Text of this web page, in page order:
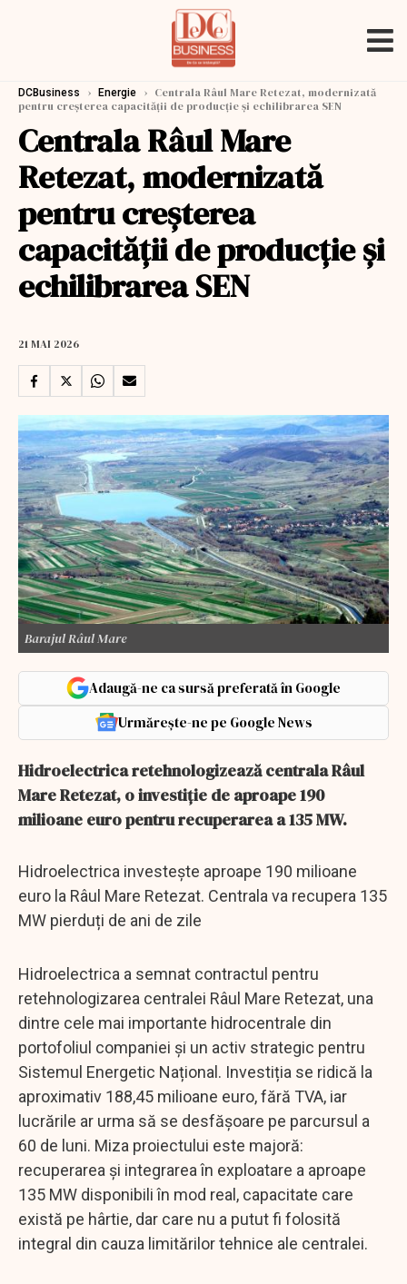
DCBusiness › Energie › Centrala Râul Mare Retezat, modernizată
pentru creșterea capacității de producție și echilibrarea SEN
Centrala Râul Mare
Retezat, modernizată
pentru creșterea
capacității de producție și
echilibrarea SEN
21 MAI 2026
Barajul Râul Mare
Adaugă-ne ca sursă preferată în Google
Urmărește-ne pe Google News
Hidroelectrica retehnologizează centrala Râul
Mare Retezat, o investiție de aproape 190
milioane euro pentru recuperarea a 135 MW.
Hidroelectrica investește aproape 190 milioane
euro la Râul Mare Retezat. Centrala va recupera 135
MW pierduți de ani de zile
Hidroelectrica a semnat contractul pentru
retehnologizarea centralei Râul Mare Retezat, una
dintre cele mai importante hidrocentrale din
portofoliul companiei și un activ strategic pentru
Sistemul Energetic Național. Investiția se ridică la
aproximativ 188,45 milioane euro, fără TVA, iar
lucrările ar urma să se desfășoare pe parcursul a
60 de luni. Miza proiectului este majoră:
recuperarea și integrarea în exploatare a aproape
135 MW disponibili în mod real, capacitate care
există pe hârtie, dar care nu a putut fi folosită
integral din cauza limitărilor tehnice ale centralei.